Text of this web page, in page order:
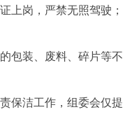
上岗，严禁无照驾驶
包装、废料、碎片
保洁工作，组委会